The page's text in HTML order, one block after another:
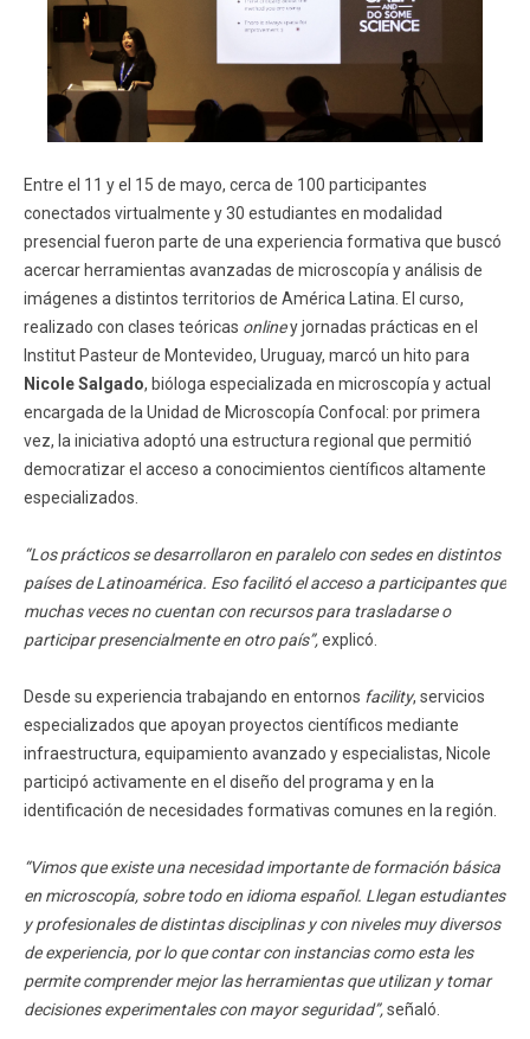
Entre el 11 y el 15 de mayo, cerca de 100 participantes
conectados virtualmente y 30 estudiantes en modalidad
presencial fueron parte de una experiencia formativa que buscó
acercar herramientas avanzadas de microscopía y análisis de
imágenes a distintos territorios de América Latina. El curso,
realizado con clases teóricas onliney jornadas prácticas en el
Institut Pasteur de Montevideo, Uruguay, marcó un hito para
Nicole Salgado, bióloga especializada en microscopía y actual
encargada de la Unidad de Microscopía Confocal: por primera
vez, la iniciativa adoptó una estructura regional que permitió
democratizar el acceso a conocimientos científicos altamente
especializados.
“Los prácticos se desarrollaron en paralelo con sedes en distintos
países de Latinoamérica. Eso facilitó el acceso a participantes que
muchas veces no cuentan con recursos para trasladarse o
participar presencialmente en otro país”,explicó.
Desde su experiencia trabajando en entornos facility, servicios
especializados que apoyan proyectos científicos mediante
infraestructura, equipamiento avanzado y especialistas, Nicole
participó activamente en el diseño del programa y en la
identificación de necesidades formativas comunes en la región.
“Vimos que existe una necesidad importante de formación básica
en microscopía, sobre todo en idioma español. Llegan estudiantes
y profesionales de distintas disciplinas y con niveles muy diversos
de experiencia, por lo que contar con instancias como esta les
permite comprender mejor las herramientas que utilizan y tomar
decisiones experimentales con mayor seguridad”,señaló.